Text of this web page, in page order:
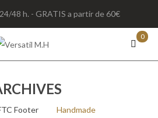
48 h. - GRATIS a partir de 60€
0
Footer Handmade